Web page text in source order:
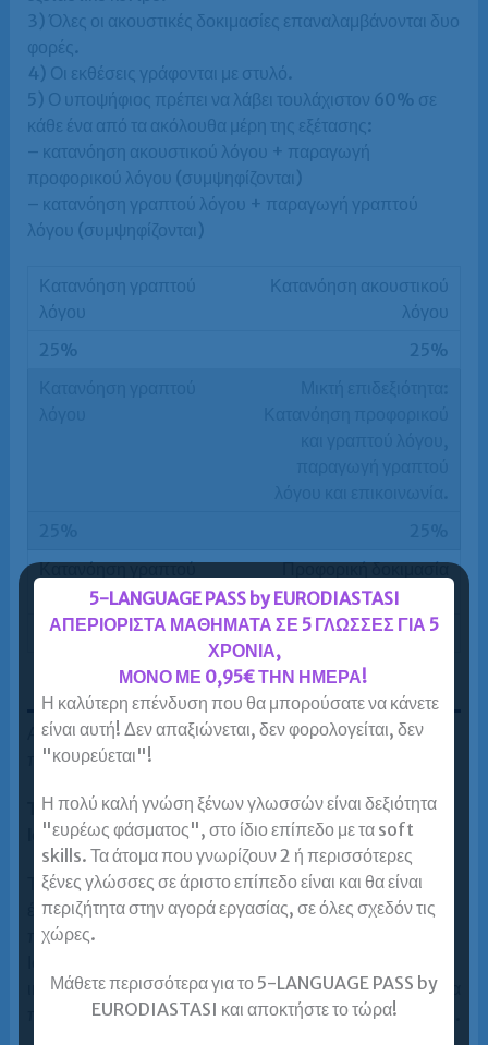
3) Όλες οι ακουστικές δοκιμασίες επαναλαμβάνονται δυο
φορές.
4) Οι εκθέσεις γράφονται με στυλό.
5) Ο υποψήφιος πρέπει να λάβει τουλάχιστον 60% σε
κάθε ένα από τα ακόλουθα μέρη της εξέτασης:
– κατανόηση ακουστικού λόγου + παραγωγή
προφορικού λόγου (συμψηφίζονται)
– κατανόηση γραπτού λόγου + παραγωγή γραπτού
λόγου (συμψηφίζονται)
Κατανόηση ακουστικού
λόγου
25%
Προφορική δοκιμασία
25%
Εξετάσεις Ισπανικών ΚΠΓ B2
Αναλυτικές πληροφορίες για τη διαδικασία και
περιεχόμενο των εξετάσεων Ισπανικών ΚΠΓ Β2.
Τι είναι το Κρατικό Πιστοποιητικό Γλωσσομάθειας-
Ισπανικών;
Το Κρατικό Πιστοποιητικό Γλωσσομάθειας (ΚΠΓ) είναι
ένα σύστημα εξετάσεων που αποσκοπεί στην
πιστοποίηση διαφορετικών επιπέδων «γνώσης» της
ικανότητας που έχει αναπτύξει κάποιος να κατανοεί και να
παράγει γραπτό και προφορικό λόγο της γλώσσας αυτής.
5-LANGUAGE PASS by EURODIASTASI
ΑΠΕΡΙΟΡΙΣΤΑ ΜΑΘΗΜΑΤΑ ΣΕ 5 ΓΛΩΣΣΕΣ ΓΙΑ 5
ΧΡΟΝΙΑ,
ΜΟΝΟ ΜΕ 0,95€ ΤΗΝ ΗΜΕΡΑ!
Η καλύτερη επένδυση που θα μπορούσατε να κάνετε
είναι αυτή! Δεν απαξιώνεται, δεν φορολογείται, δεν
"κουρεύεται"!
Η πολύ καλή γνώση ξένων γλωσσών είναι δεξιότητα
"ευρέως φάσματος", στο ίδιο επίπεδο με τα soft
skills. Τα άτομα που γνωρίζουν 2 ή περισσότερες
ξένες γλώσσες σε άριστο επίπεδο είναι και θα είναι
περιζήτητα στην αγορά εργασίας, σε όλες σχεδόν τις
χώρες.
Μάθετε περισσότερα για το 5-LANGUAGE PASS by
EURODIASTASI και αποκτήστε το τώρα!